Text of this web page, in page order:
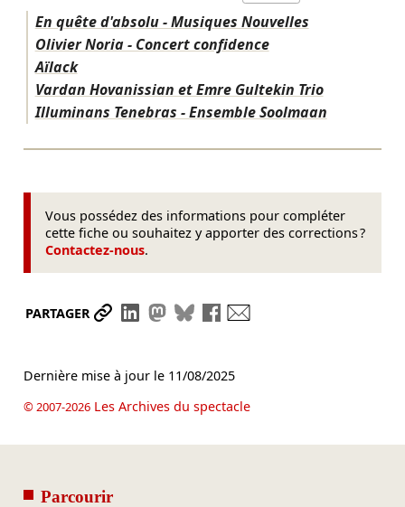
En quête d'absolu - Musiques Nouvelles
Olivier Noria - Concert confidence
Aïlack
Vardan Hovanissian et Emre Gultekin Trio
Illuminans Tenebras - Ensemble Soolmaan
Vous possédez des informations pour compléter
cette fiche ou souhaitez y apporter des corrections ?
Contactez-nous.
PARTAGER Partager le lien
Partager sur LinkedIn
Partager sur Mastodon
Partager sur Bluesky
Partager sur Facebook
Dernière mise à jour le 11/08/2025
© 2007-2026Les Archives du spectacle
Parcourir